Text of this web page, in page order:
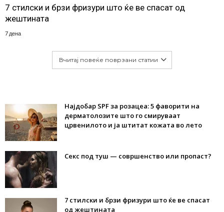
7 стилски и брзи фризури што ќе ве спасат од
жештината
7 дена
Вчитај повеќе поврзани статии
Најдобар SPF за розацеа: 5 фаворити на
дерматолозите што го смируваат
црвенилото и ја штитат кожата во лето
Секс под туш — совршенство или пропаст?
7 стилски и брзи фризури што ќе ве спасат
од жештината